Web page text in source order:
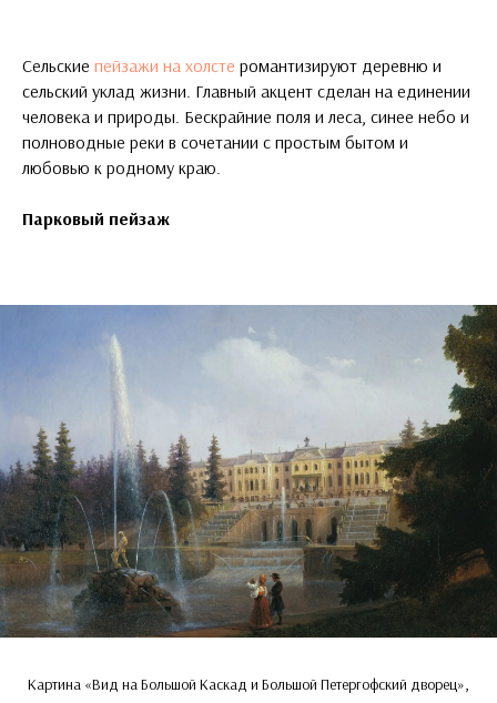
Сельские пейзажи на холсте романтизируют деревню и
сельский уклад жизни. Главный акцент сделан на единении
человека и природы. Бескрайние поля и леса, синее небо и
полноводные реки в сочетании с простым бытом и
любовью к родному краю.
Парковый пейзаж
Картина «Вид на Большой Каскад и Большой Петергофский дворец»,